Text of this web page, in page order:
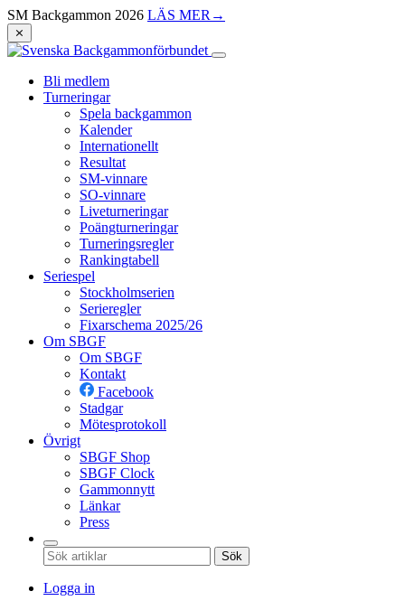
SM Backgammon 2026 LÄS MER →
⨯
Bli medlem
Turneringar
Spela backgammon
Kalender
Internationellt
Resultat
SM-vinnare
SO-vinnare
Liveturneringar
Poängturneringar
Turneringsregler
Rankingtabell
Seriespel
Stockholmserien
Serieregler
Fixarschema 2025/26
Om SBGF
Om SBGF
Kontakt
Facebook
Stadgar
Mötesprotokoll
Övrigt
SBGF Shop
SBGF Clock
Gammonnytt
Länkar
Press
Sök
Logga in